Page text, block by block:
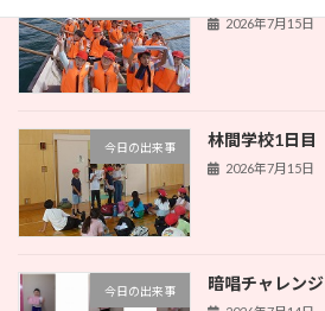
2026年7月15日
今日の出来事 林間学校1日目
2026年7月15日
今日の出来事 暗唱チャレンジ